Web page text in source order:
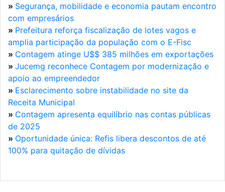
» Segurança, mobilidade e economia pautam encontro
com empresários
» Prefeitura reforça fiscalização de lotes vagos e
amplia participação da população com o E-Fisc
» Contagem atinge U$$ 385 milhões em exportações
» Jucemg reconhece Contagem por modernização e
apoio ao empreendedor
» Esclarecimento sobre instabilidade no site da
Receita Municipal
» Contagem apresenta equilíbrio nas contas públicas
de 2025
» Oportunidade única: Refis libera descontos de até
100% para quitação de dívidas